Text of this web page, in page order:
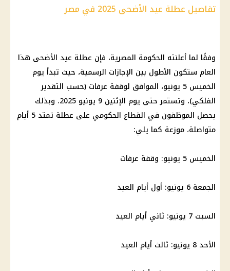
تفاصيل عطلة عيد الأضحى 2025 في مصر
وفقًا لما أعلنته الحكومة المصرية، فإن عطلة عيد الأضحى هذا
العام ستكون الأطول بين الإجازات الرسمية، حيث تبدأ يوم
الخميس 5 يونيو، الموافق لوقفة عرفات (حسب التقدير
الفلكي)، وتستمر حتى يوم الإثنين 9 يونيو 2025. وبذلك
يحصل الموظفون في القطاع الحكومي
على عطلة تمتد 5 أيام
متواصلة، موزعة كما يلي:
الخميس 5 يونيو: وقفة عرفات
الجمعة 6 يونيو: أول أيام العيد
السبت 7 يونيو: ثاني أيام العيد
الأحد 8 يونيو: ثالث أيام العيد